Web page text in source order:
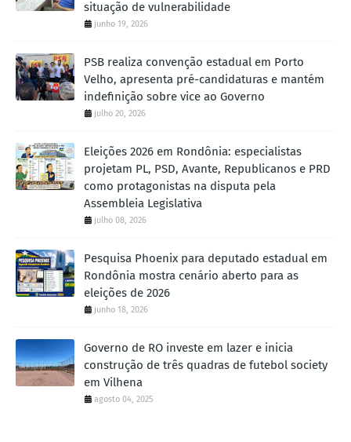
situação de vulnerabilidade
junho 19, 2026
PSB realiza convenção estadual em Porto
Velho, apresenta pré-candidaturas e mantém
indefinição sobre vice ao Governo
julho 20, 2026
Eleições 2026 em Rondônia: especialistas
projetam PL, PSD, Avante, Republicanos e PRD
como protagonistas na disputa pela
Assembleia Legislativa
julho 08, 2026
Pesquisa Phoenix para deputado estadual em
Rondônia mostra cenário aberto para as
eleições de 2026
junho 18, 2026
Governo de RO investe em lazer e inicia
construção de três quadras de futebol society
em Vilhena
agosto 04, 2025